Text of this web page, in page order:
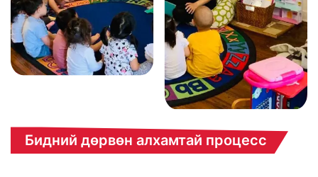
Бидний дөрвөн алхамтай процесс